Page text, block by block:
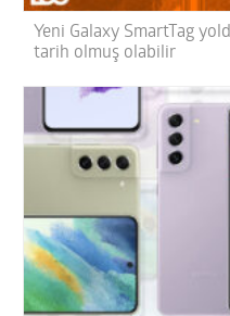
Yeni Galaxy SmartTag
tarih olmuş olabilir